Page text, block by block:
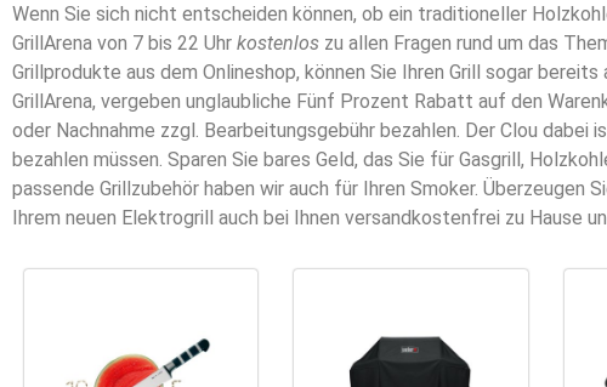
Wenn Sie sich nicht entscheiden können, ob ein traditioneller
GrillArena von 7 bis 22 Uhr kostenlos zu allen Fragen rund um das
Grillprodukte aus dem Onlineshop, können Sie Ihren Grill sogar
GrillArena, vergeben unglaubliche Fünf Prozent Rabatt auf den
oder Nachnahme zzgl. Bearbeitungsgebühr bezahlen. Der Clou
bezahlen müssen. Sparen Sie bares Geld, das Sie für Gasgrill,
passende Grillzubehör haben wir auch für Ihren Smoker.
Ihrem neuen Elektrogrill auch bei Ihnen versandkostenfrei zu Hause